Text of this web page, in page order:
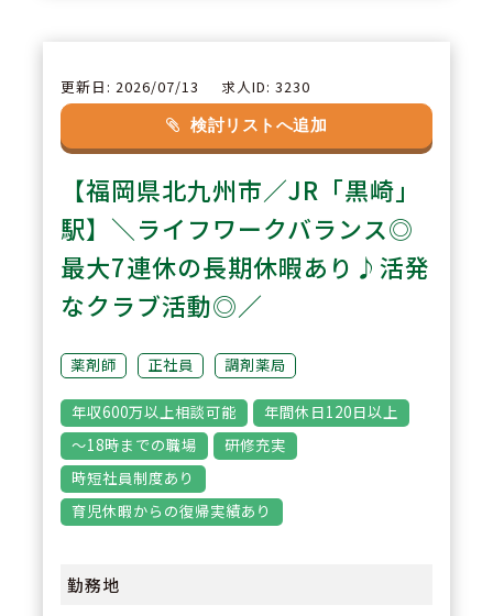
が取得できます。また分割で取得
も可能でありご自身にあった休暇
が取得できます。
POINT 3
【教育研修制度】「できる人」よ
り「やりたい人」を求められてお
ジョンを想像できるような充実し
た教育制度がございます。
更新日: 2026/07/13 求人ID: 3230
検討リストへ追加
【福岡県北九州市／JR「黒崎」
駅】＼ライフワークバランス◎
最大7連休の長期休暇あり♪活発
なクラブ活動◎／
薬剤師 正社員 調剤薬局
年収600万以上相談可能
年間休日120日以上
～18時までの職場
研修充実
時短社員制度あり
育児休暇からの復帰実績あり
勤務地